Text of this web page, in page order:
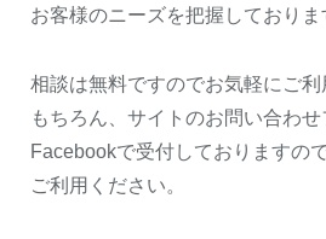
お客様のニーズを把握しておりま
相談は無料ですのでお気軽にご
もちろん、サイトのお問い合わせ
Facebookで受付しておりますの
ご利用ください。